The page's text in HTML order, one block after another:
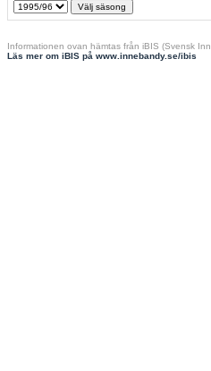
Informationen ovan hämtas från iBIS (Svensk
Läs mer om iBIS på www.innebandy.se/ibis